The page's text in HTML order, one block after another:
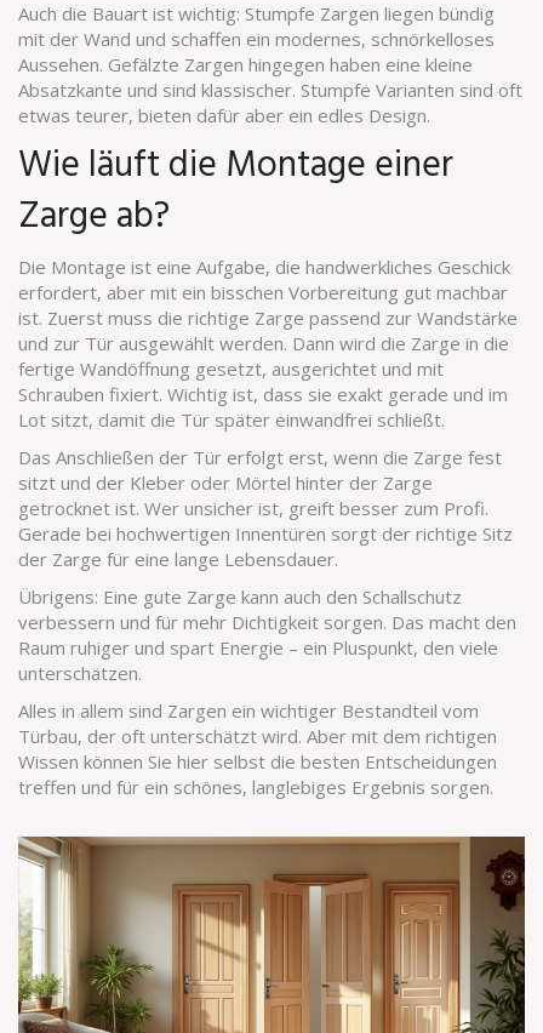
Auch die Bauart ist wichtig: Stumpfe Zargen liegen bündig
mit der Wand und schaffen ein modernes, schnörkelloses
Aussehen. Gefälzte Zargen hingegen haben eine kleine
Absatzkante und sind klassischer. Stumpfe Varianten sind oft
etwas teurer, bieten dafür aber ein edles Design.
Wie läuft die Montage einer
Zarge ab?
Die Montage ist eine Aufgabe, die handwerkliches Geschick
erfordert, aber mit ein bisschen Vorbereitung gut machbar
ist. Zuerst muss die richtige Zarge passend zur Wandstärke
und zur Tür ausgewählt werden. Dann wird die Zarge in die
fertige Wandöffnung gesetzt, ausgerichtet und mit
Schrauben fixiert. Wichtig ist, dass sie exakt gerade und im
Lot sitzt, damit die Tür später einwandfrei schließt.
Das Anschließen der Tür erfolgt erst, wenn die Zarge fest
sitzt und der Kleber oder Mörtel hinter der Zarge
getrocknet ist. Wer unsicher ist, greift besser zum Profi.
Gerade bei hochwertigen Innentüren sorgt der richtige Sitz
der Zarge für eine lange Lebensdauer.
Übrigens: Eine gute Zarge kann auch den Schallschutz
verbessern und für mehr Dichtigkeit sorgen. Das macht den
Raum ruhiger und spart Energie – ein Pluspunkt, den viele
unterschätzen.
Alles in allem sind Zargen ein wichtiger Bestandteil vom
Türbau, der oft unterschätzt wird. Aber mit dem richtigen
Wissen können Sie hier selbst die besten Entscheidungen
treffen und für ein schönes, langlebiges Ergebnis sorgen.